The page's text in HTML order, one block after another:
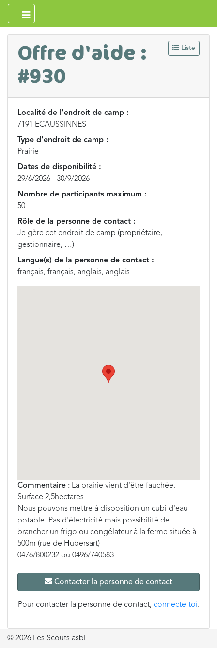
Liste
Offre d'aide :
#930
Localité de l'endroit de camp :
7191 ECAUSSINNES
Type d'endroit de camp :
Prairie
Dates de disponibilité :
29/6/2026 - 30/9/2026
Nombre de participants maximum :
50
Rôle de la personne de contact :
Je gère cet endroit de camp (propriétaire,
gestionnaire, …)
Langue(s) de la personne de contact :
français, français, anglais, anglais
Commentaire : La prairie vient d'être fauchée.
Surface 2,5hectares
Nous pouvons mettre à disposition un cubi d'eau
potable. Pas d'électricité mais possibilité de
brancher un frigo ou congélateur à la ferme située à
500m (rue de Hubersart)
0476/800232 ou 0496/740583
Contacter la personne de contact
Pour contacter la personne de contact, connecte-toi.
© 2026 Les Scouts asbl